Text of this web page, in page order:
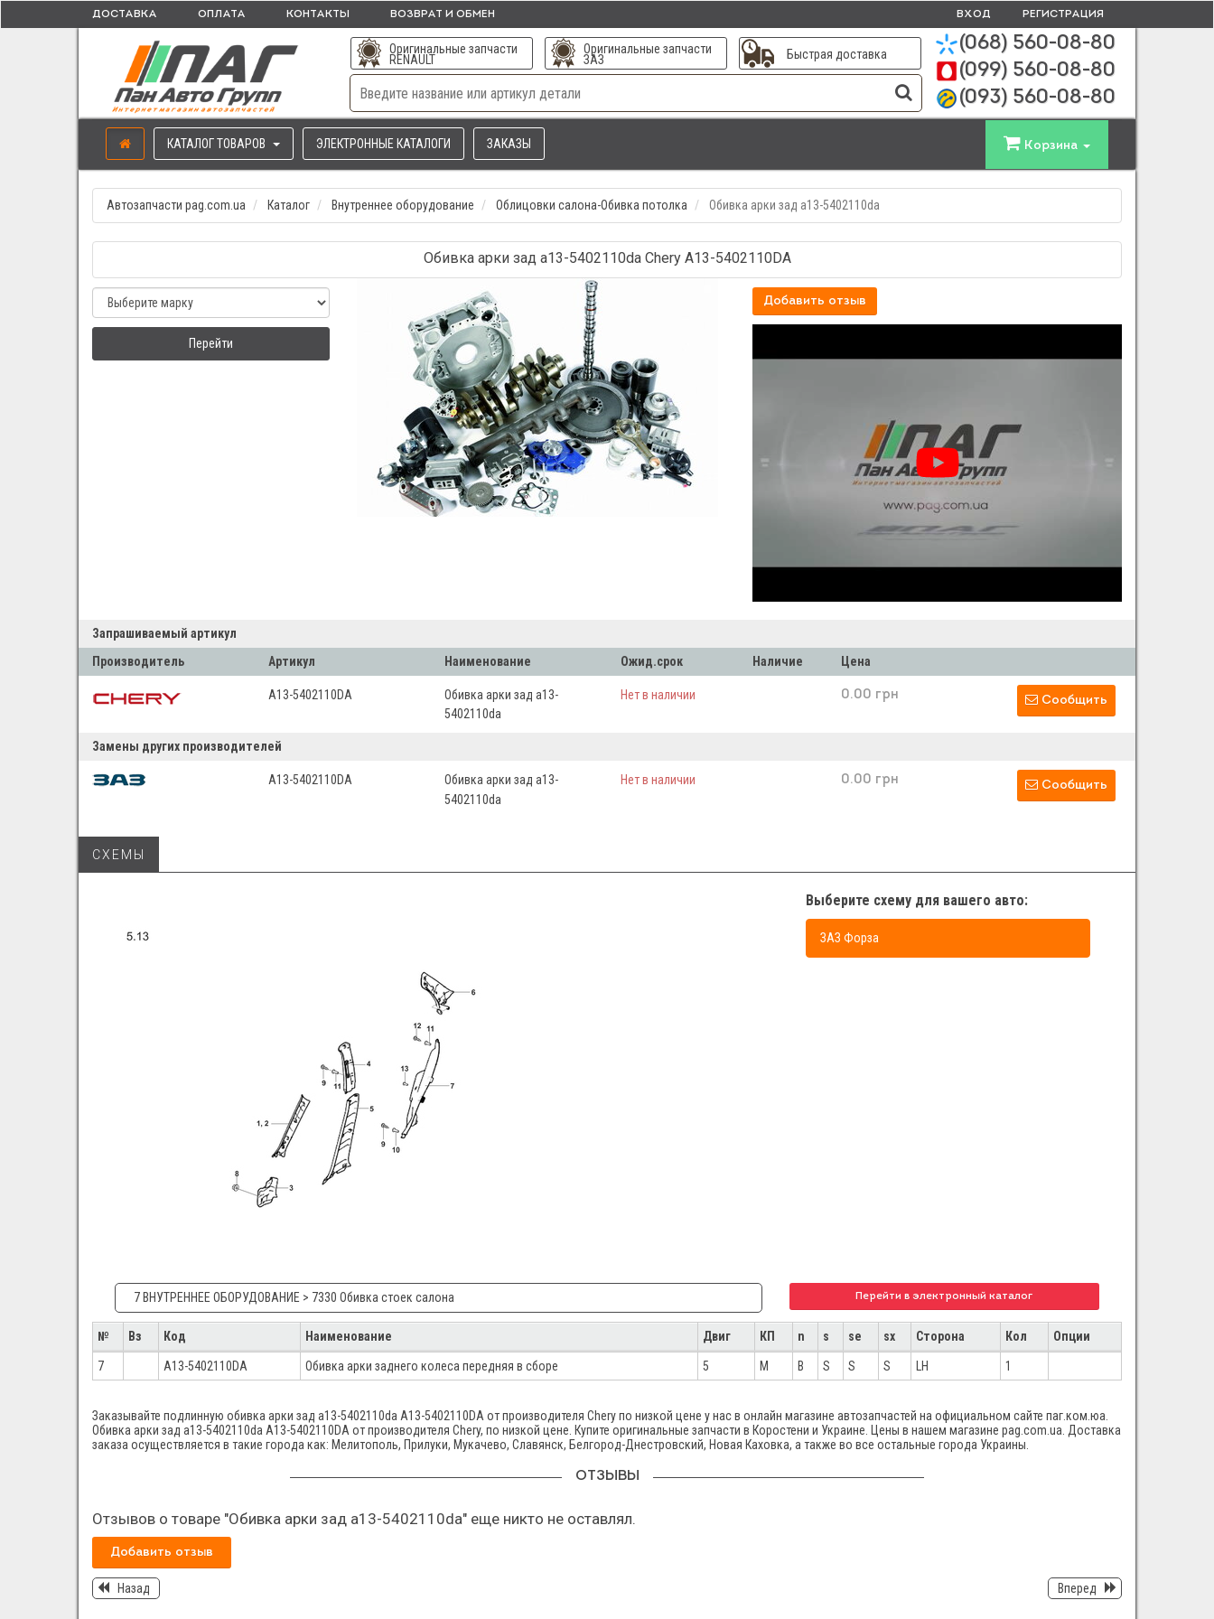
ДОСТАВКА ОПЛАТА КОНТАКТЫ ВОЗВРАТ И ОБМЕН ВХОД РЕГИСТРАЦИЯ
Оригинальные запчасти
RENAULT
Оригинальные запчасти
ЗАЗ Быстрая доставка (068) 560-08-80
(099) 560-08-80
(093) 560-08-80
КАТАЛОГ ТОВАРОВ ЭЛЕКТРОННЫЕ КАТАЛОГИ ЗАКАЗЫ Корзина
Автозапчасти pag.com.ua Каталог Внутреннее оборудование Облицовки салона-Обивка потолка Обивка арки зад а13-5402110dа
Обивка арки зад а13-5402110dа Chery A13-5402110DA
Перейти
Добавить отзыв
Запрашиваемый артикул
Производитель
Артикул Наименование Ожид.срок Наличие Цена
A13-5402110DA
Обивка арки зад а13-
5402110dа
Нет в наличии 0.00 грн Сообщить
Замены других производителей
A13-5402110DA
Обивка арки зад а13-
5402110dа
Нет в наличии 0.00 грн Сообщить
СХЕМЫ
Выберите схему для вашего авто:
ЗАЗ Форза
7 ВНУТРЕННЕЕ ОБОРУДОВАНИЕ > 7330 Обивка стоек салона Перейти в электронный каталог
№ Вз Код Наименование Двиг КП n s se sx Сторона Кол Опции
7 A13-5402110DA Обивка арки заднего колеса передняя в сборе 5 M B S S S LH 1
Заказывайте подлинную обивка арки зад а13-5402110dа A13-5402110DA от производителя Chery по низкой цене у нас в онлайн магазине автозапчастей на официальном сайте паг.ком.юа.
Обивка арки зад а13-5402110dа A13-5402110DA от производителя Chery, по низкой цене. Купите оригинальные запчасти в Коростени и Украине. Цены в нашем магазине pag.com.ua. Доставка
заказа осуществляется в такие города как: Мелитополь, Прилуки, Мукачево, Славянск, Белгород-Днестровский, Новая Каховка, а также во все остальные города Украины.
ОТЗЫВЫ
Отзывов о товаре "Обивка арки зад а13-5402110dа" еще никто не оставлял.
Добавить отзыв
Назад Вперед